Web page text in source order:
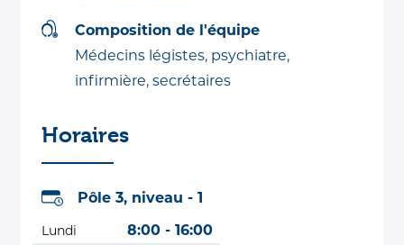
Composition de l'équipe
Médecins légistes, psychiatre,
infirmière, secrétaires
Horaires
Pôle 3, niveau - 1
Lundi 8:00 - 16:00